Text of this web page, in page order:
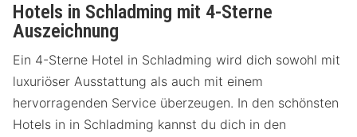
Hotels in Schladming mit 4-Sterne
Auszeichnung
Ein 4-Sterne Hotel in Schladming wird dich sowohl mit
luxuriöser Ausstattung als auch mit einem
hervorragenden Service überzeugen. In den schönsten
Hotels in in Schladming kannst du dich in den